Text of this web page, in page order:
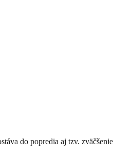
do popredia aj tzv. zväčšenie